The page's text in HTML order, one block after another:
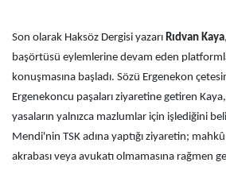
Son olarak Haksöz Dergisi yazarı Rıdvan Kaya
başörtüsü eylemlerine devam eden
konuşmasına başladı. Sözü Ergenekon
Ergenekoncu paşaları ziyaretine getiren
yasaların yalnızca mazlumlar için işlediğini
Mendi'nin TSK adına yaptığı ziyaretin;
akrabası veya avukatı olmamasına rağmen